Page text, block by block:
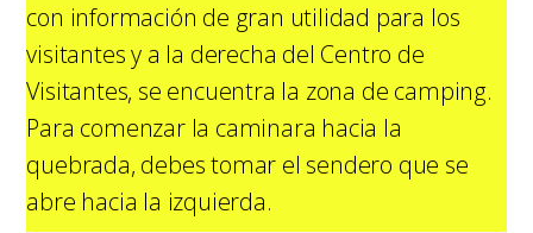
con información de gran utilidad para los
visitantes y a la derecha del Centro de
Visitantes, se encuentra la zona de camping.
Para comenzar la caminara hacia la
quebrada, debes tomar el sendero que se
abre hacia la izquierda.